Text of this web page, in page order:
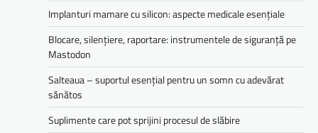
Implanturi mamare cu silicon: aspecte medicale esențiale
Blocare, silențiere, raportare: instrumentele de siguranță pe
Mastodon
Salteaua – suportul esențial pentru un somn cu adevărat
sănătos
Suplimente care pot sprijini procesul de slăbire